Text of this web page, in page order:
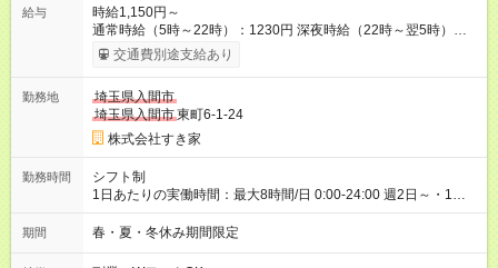
給与
時給1,150円～
通常時給（5時～22時）：1230円 深夜時給（22時～翌5時）：
1538円 高校生時給：1150円 【特別手当】早朝手当（5：00-9：
00）時給+150円 【試用期間】試用期間あり 試用期間の長さ：1
30日（※条件変更なし）ですが、切り上げで一ヶ月とさせてい
ただきます。 研修制度あり：15時間(研修中も同時給）
交通費別途支給あり
勤務地
埼玉県入間市
埼玉県入間市東町6-1-24
株式会社すき家
勤務時間
シフト制
1日あたりの実働時間：最大8時間/日 0:00-24:00 週2日～・1日
2h～OK ＜シフト例＞ 〇朝帯 5:00-9:00 〇昼帯 9:00-14:00 〇午
後帯 14:00-18:00 〇夜帯 18:00-22:00 〇深夜帯 22:00-翌5:00 基
期間 春・夏・冬休み期間限定